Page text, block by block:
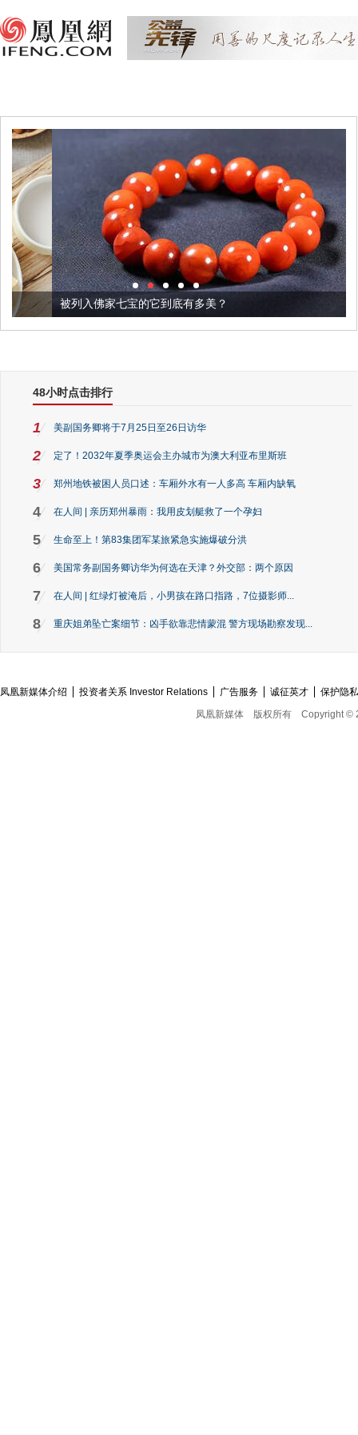
被列入佛家七宝的它到底有多美？
48小时点击排行
1 美副国务卿将于7月25日至26日访华
2 定了！2032年夏季奥运会主办城市为澳大利亚布里斯班
3 郑州地铁被困人员口述：车厢外水有一人多高 车厢内缺氧
4 在人间 | 亲历郑州暴雨：我用皮划艇救了一个孕妇
5 生命至上！第83集团军某旅紧急实施爆破分洪
6 美国常务副国务卿访华为何选在天津？外交部：两个原因
7 在人间 | 红绿灯被淹后，小男孩在路口指路，7位摄影师...
8 重庆姐弟坠亡案细节：凶手欲靠悲情蒙混 警方现场勘察发现...
凤凰新媒体介绍 投资者关系 Investor Relations 广告服务 诚征英才
保护隐
凤凰新媒体
版权所有 Copyright ©